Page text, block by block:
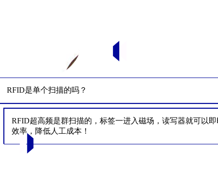
RFID是单个扫描的吗？
RFID超高频是群扫描的，标签一进入磁场，读写器就可以
效率，降低人工成本！